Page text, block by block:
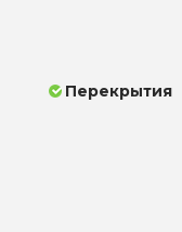
Перекрытия